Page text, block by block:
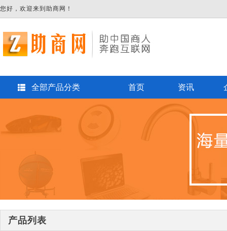
您好，欢迎来到助商网！
全部产品分类 首页 资讯
产品列表